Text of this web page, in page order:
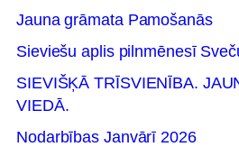
Jauna grāmata Pamošanās
Sieviešu aplis pilnmēnesī
SIEVIŠĶĀ TRĪSVIENĪBA.
VIEDĀ.
Nodarbības Janvārī 2026